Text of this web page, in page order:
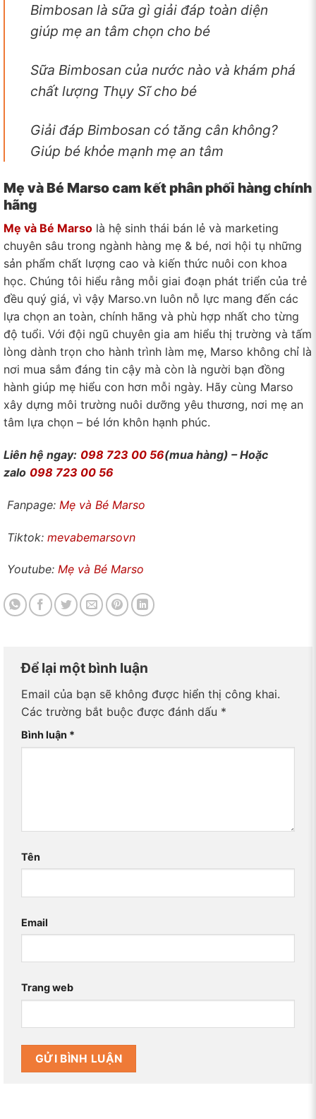
Bimbosan là sữa gì giải đáp toàn diện
giúp mẹ an tâm chọn cho bé
Sữa Bimbosan của nước nào và khám phá
chất lượng Thụy Sĩ cho bé
Giải đáp Bimbosan có tăng cân không?
Giúp bé khỏe mạnh mẹ an tâm
Mẹ và Bé Marso cam kết phân phối hàng chính
hãng
Mẹ và Bé Marso là hệ sinh thái bán lẻ và marketing
chuyên sâu trong ngành hàng mẹ & bé, nơi hội tụ những
sản phẩm chất lượng cao và kiến thức nuôi con khoa
học. Chúng tôi hiểu rằng mỗi giai đoạn phát triển của trẻ
đều quý giá, vì vậy Marso.vn luôn nỗ lực mang đến các
lựa chọn an toàn, chính hãng và phù hợp nhất cho từng
độ tuổi. Với đội ngũ chuyên gia am hiểu thị trường và tấm
lòng dành trọn cho hành trình làm mẹ, Marso không chỉ là
nơi mua sắm đáng tin cậy mà còn là người bạn đồng
hành giúp mẹ hiểu con hơn mỗi ngày. Hãy cùng Marso
xây dựng môi trường nuôi dưỡng yêu thương, nơi mẹ an
tâm lựa chọn – bé lớn khôn hạnh phúc.
Liên hệ ngay: 098 723 00 56(mua hàng) – Hoặc
zalo 098 723 00 56
Fanpage: Mẹ và Bé Marso
Tiktok: mevabemarsovn
Youtube: Mẹ và Bé Marso
Để lại một bình luận
Email của bạn sẽ không được hiển thị công khai.
Các trường bắt buộc được đánh dấu *
Bình luận *
Tên
Email
Trang web